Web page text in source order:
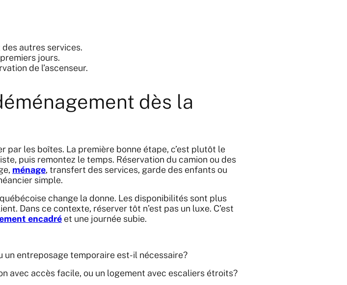
autres services.
jours.
de l’ascenseur.
dès la
les boîtes. La première bonne étape, c’est plutôt le
puis remontez le temps. Réservation du camion ou des
ménage, transfert des services, garde des enfants ou
simple.
change la donne. Les disponibilités sont plus
Dans ce contexte, réserver tôt n’est pas un luxe. C’est
encadré et une journée subie.
un entreposage temporaire est-il nécessaire?
avec accès facile, ou un logement avec escaliers étroits?